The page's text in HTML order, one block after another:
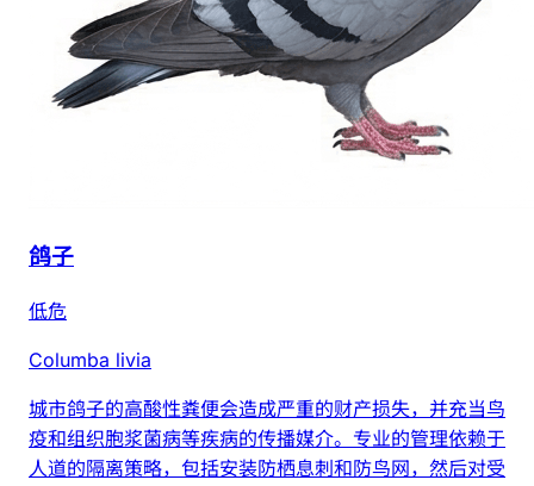
鸽子
低危
Columba livia
城市鸽子的高酸性粪便会造成严重的财产损失，并充当鸟
疫和组织胞浆菌病等疾病的传播媒介。专业的管理依赖于
人道的隔离策略，包括安装防栖息刺和防鸟网，然后对受